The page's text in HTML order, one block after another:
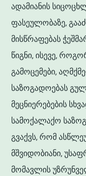
ადამიანის
ფასეულობაზე,
მისწრაფებას
წიგნი, ისევე,
გამოცემები,
საზოგადოებას
მეცნიერებების
სამოქალაქო
გვაქვს, რომ
მშვიდობიანი,
მომავლის